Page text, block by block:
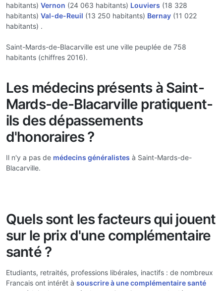
habitants) Vernon (24 063 habitants) Louviers (18 328
habitants) Val-de-Reuil (13 250 habitants) Bernay (11 022
habitants) .
Saint-Mards-de-Blacarville est une ville peuplée de 758
habitants (chiffres 2016).
Les médecins présents à Saint-
Mards-de-Blacarville pratiquent-
ils des dépassements
d'honoraires ?
Il n'y a pas de médecins généralistes à Saint-Mards-de-
Blacarville.
Quels sont les facteurs qui jouent
sur le prix d'une complémentaire
santé ?
Etudiants, retraités, professions libérales, inactifs : de nombreux
Francais ont intérêt à souscrire à une complémentaire santé